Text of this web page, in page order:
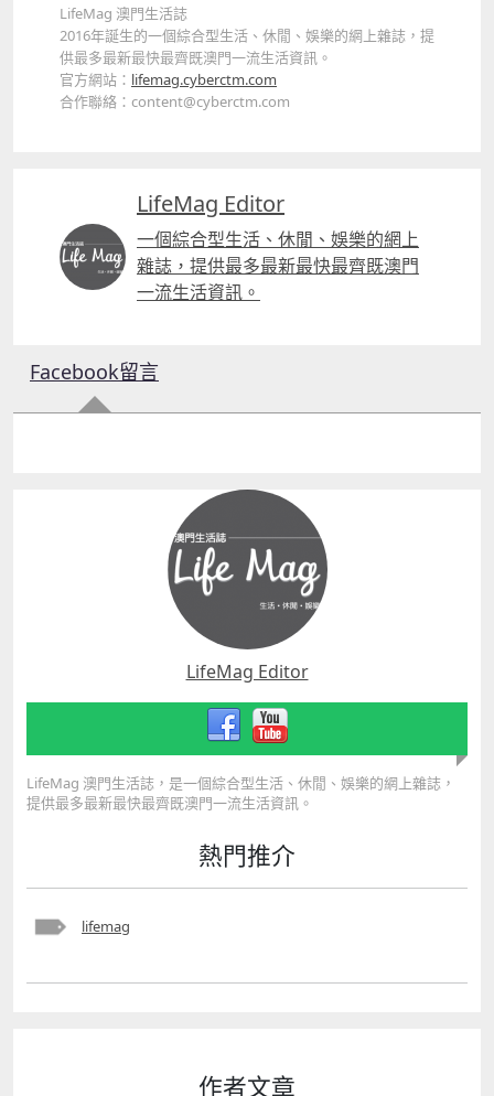
LifeMag 澳門生活誌
2016年誕生的一個綜合型生活、休閒、娛樂的網上雜誌，提
供最多最新最快最齊既澳門一流生活資訊。
官方網站： lifemag.cyberctm.com
合作聯絡：content@cyberctm.com
LifeMag Editor
一個綜合型生活、休閒、娛樂的網上
雜誌，提供最多最新最快最齊既澳門
一流生活資訊。
Facebook留言
LifeMag Editor
LifeMag 澳門生活誌，是一個綜合型生活、休閒、娛樂的網上雜誌，
提供最多最新最快最齊既澳門一流生活資訊。
熱門推介
lifemag
作者文章